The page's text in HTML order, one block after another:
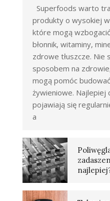
Superfoods warto
produkty o wysokiej
które mogą
błonnik, witaminy,
zdrowe tłuszcze. Nie
sposobem na
mogą pomóc
żywieniowe. Najlepiej
pojawiają się
a